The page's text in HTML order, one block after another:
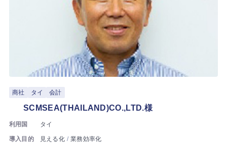
商社 タイ 会計
SCMSEA(THAILAND)CO.,LTD.様
利用国 タイ
導入目的 見える化 業務効率化